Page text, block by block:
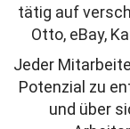
tätig auf
Otto, eBay,
Jeder
Potenzial zu
und über